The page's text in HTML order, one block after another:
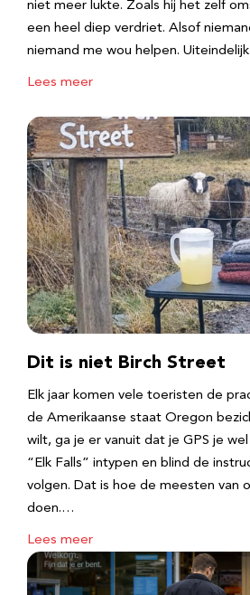
niet meer lukte. Zoals hij het zelf
een heel diep verdriet. Alsof
niemand me wou helpen.
Lees meer
Dit is niet Birch Street
Elk jaar komen vele toeristen de
de Amerikaanse staat Oregon
wilt, ga je er vanuit dat je GPS je
“Elk Falls” intypen en blind de
volgen. Dat is hoe de meesten van
doen.…
Lees meer